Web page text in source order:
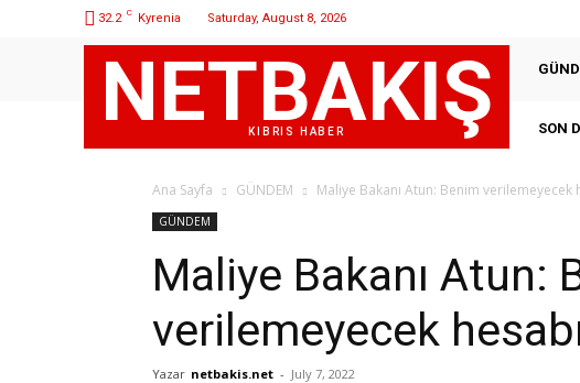
32.2 C Kyrenia Saturday, August 8, 2026
NETBAKIŞ
KIBRIS HABER SON
Ana Sayfa GÜNDEM Maliye Bakanı Atun: Benim verilemeyecek
GÜNDEM
Maliye Bakanı Atun:
verilemeyecek
Yazar netbakis.net - July 7, 2022